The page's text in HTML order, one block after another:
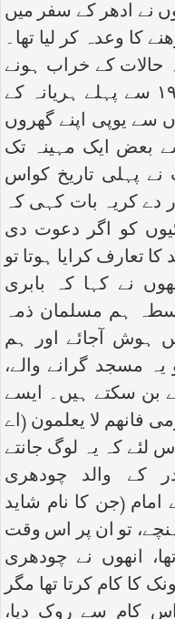
نے ادھر کے سفر میں
کا وعدہ کر لیا تھا۔
حالات کے خراب ہونے
کی وجہ سے ۶ (چھ)دسمبر ۱۹۹۲ سے پہلے ہریانہ کے
سے یوپی اپنے گھروں
بعض ایک مہینہ تک
نے پہلی تاریخ کواس
دے کریہ بات کہی کہ
کو اگر دعوت دی
تعارف کرایا ہوتا تو
نے کہا کہ بابری
ہم مسلمان ذمہ
ہوش آجائے اور ہم
مسجد گرانے والے،
بن سکتے ہیں۔ ایسے
فانھم لا یعلمون (اے
لئے کہ یہ لوگ جانتے
کے والد چودھری
(جن کا نام شاید
تو ان پر اس وقت
انھوں نے چودھری
کا کام کرتا تھا مگر